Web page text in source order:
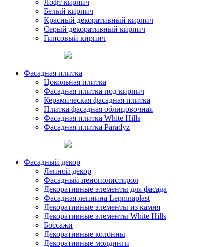
Лофт кирпич
Белый кирпич
Красный декоративный кирпич
Серый декоративный кирпич
Гипсовый кирпич
Фасадная плитка
Цокольная плитка
Фасадная плитка под кирпич
Керамическая фасадная плитка
Плитка фасадная облицовочная
Фасадная плитка White Hills
Фасадная плитка Paradyz
Фасадный декор
Лепной декор
Фасадный пенополистирол
Декоративные элементы для фасада
Фасадная лепнина Lepninaplast
Декоративные элементы из камня
Декоративные элементы White Hills
Боссажи
Декоративные колонны
Декоративные молдинги